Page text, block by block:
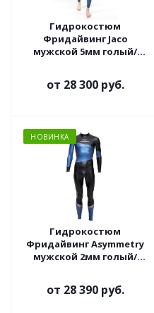
Гидрокостюм
Фридайвинг Jaco
мужской 5мм голый/
от 28 300 руб.
НОВИНКА
Гидрокостюм
Фридайвинг Asymmetry
мужской 2мм голый/
от 28 390 руб.